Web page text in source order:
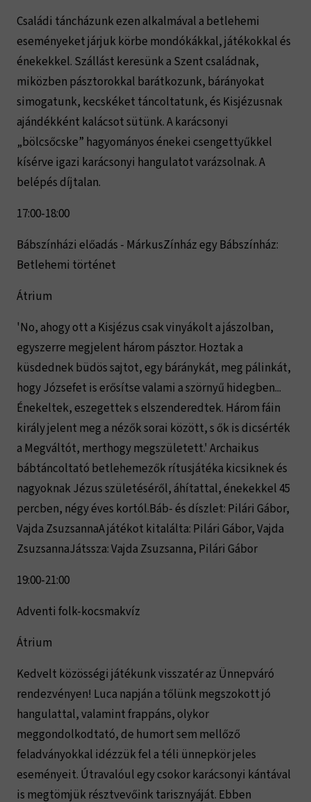
Családi táncházunk ezen alkalmával a betlehemi
eseményeket járjuk körbe mondókákkal, játékokkal és
énekekkel. Szállást keresünk a Szent családnak,
miközben pásztorokkal barátkozunk, bárányokat
simogatunk, kecskéket táncoltatunk, és Kisjézusnak
ajándékként kalácsot sütünk. A karácsonyi
„bölcsőcske” hagyományos énekei csengettyűkkel
kísérve igazi karácsonyi hangulatot varázsolnak. A
belépés díjtalan.
17:00-18:00
Bábszínházi előadás - MárkusZínház egy Bábszínház:
Betlehemi történet
Átrium
'No, ahogy ott a Kisjézus csak vinyákolt a jászolban,
egyszerre megjelent három pásztor. Hoztak a
küsdednek büdös sajtot, egy báránykát, meg pálinkát,
hogy Józsefet is erősítse valami a szörnyű hidegben...
Énekeltek, eszegettek s elszenderedtek. Három fáin
király jelent meg a nézők sorai között, s ők is dicsérték
a Megváltót, merthogy megszületett.' Archaikus
bábtáncoltató betlehemezők rítusjátéka kicsiknek és
nagyoknak Jézus születéséről, áhítattal, énekekkel 45
percben, négy éves kortól.Báb- és díszlet: Pilári Gábor,
Vajda ZsuzsannaA játékot kitalálta: Pilári Gábor, Vajda
ZsuzsannaJátssza: Vajda Zsuzsanna, Pilári Gábor
19:00-21:00
Adventi folk-kocsmakvíz
Átrium
Kedvelt közösségi játékunk visszatér az Ünnepváró
rendezvényen! Luca napján a tőlünk megszokott jó
hangulattal, valamint frappáns, olykor
meggondolkodtató, de humort sem mellőző
feladványokkal idézzük fel a téli ünnepkör jeles
eseményeit. Útravalóul egy csokor karácsonyi kántával
is megtömjük résztvevőink tarisznyáját. Ebben